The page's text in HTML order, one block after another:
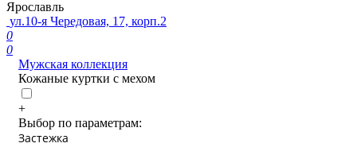
Ярославль
ул.10-я Чередовая, 17, корп.2
0
0
Мужская коллекция
Кожаные куртки с мехом
+
Выбор по параметрам:
Застежка